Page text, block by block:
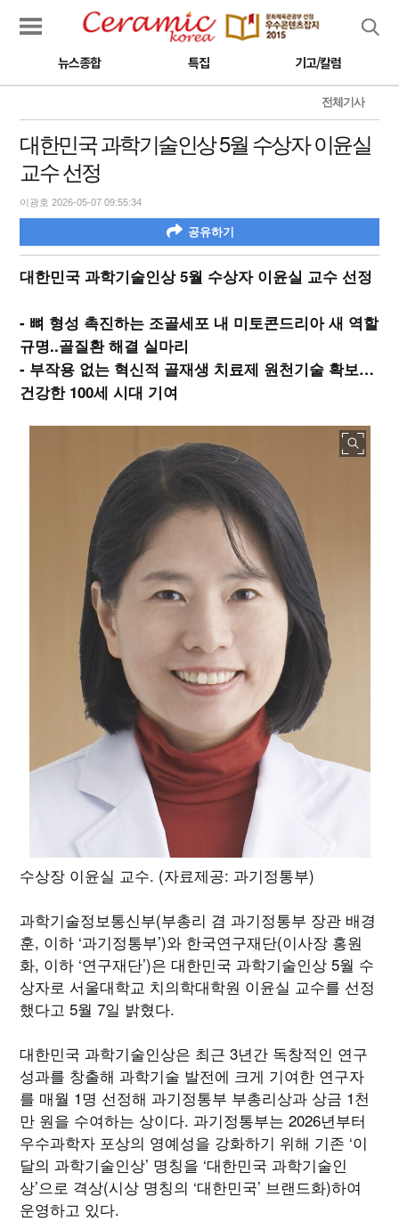
뉴스종합 특집 기고/칼럼
전체기사
대한민국 과학기술인상 5월 수상자 이윤실
교수 선정
이광호 2026-05-07 09:55:34
공유하기
대한민국 과학기술인상 5월 수상자 이윤실 교수 선정
- 뼈 형성 촉진하는 조골세포 내 미토콘드리아 새 역할
규명..골질환 해결 실마리
- 부작용 없는 혁신적 골재생 치료제 원천기술 확보…
건강한 100세 시대 기여
수상장 이윤실 교수. (자료제공: 과기정통부)
과학기술정보통신부(부총리 겸 과기정통부 장관 배경
훈, 이하 ‘과기정통부’)와 한국연구재단(이사장 홍원
화, 이하 ‘연구재단’)은 대한민국 과학기술인상 5월 수
상자로 서울대학교 치의학대학원 이윤실 교수를 선정
했다고 5월 7일 밝혔다.
대한민국 과학기술인상은 최근 3년간 독창적인 연구
성과를 창출해 과학기술 발전에 크게 기여한 연구자
를 매월 1명 선정해 과기정통부 부총리상과 상금 1천
만 원을 수여하는 상이다. 과기정통부는 2026년부터
우수과학자 포상의 영예성을 강화하기 위해 기존 ‘이
달의 과학기술인상’ 명칭을 ‘대한민국 과학기술인
상’으로 격상(시상 명칭의 ‘대한민국’ 브랜드화)하여
운영하고 있다.
검색